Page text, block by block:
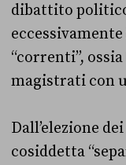
dibattito
“correnti”,
magistrati con
Dall’elezione
cosiddetta